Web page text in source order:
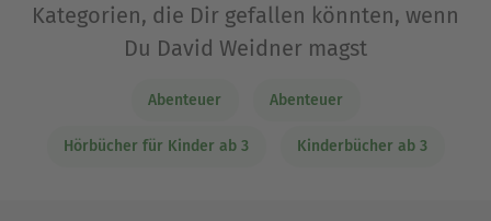
Kategorien, die Dir gefallen könnten, wenn
Du David Weidner magst
Abenteuer Abenteuer
Hörbücher für Kinder ab 3 Kinderbücher ab 3